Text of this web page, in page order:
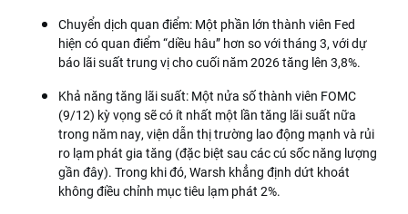
Chuyển dịch quan điểm: Một phần lớn thành viên Fed
hiện có quan điểm “diều hâu” hơn so với tháng 3, với dự
báo lãi suất trung vị cho cuối năm 2026 tăng lên 3,8%.
Khả năng tăng lãi suất: Một nửa số thành viên FOMC
(9/12) kỳ vọng sẽ có ít nhất một lần tăng lãi suất nữa
trong năm nay, viện dẫn thị trường lao động mạnh và rủi
ro lạm phát gia tăng (đặc biệt sau các cú sốc năng lượng
gần đây). Trong khi đó, Warsh khẳng định dứt khoát
không điều chỉnh mục tiêu lạm phát 2%.